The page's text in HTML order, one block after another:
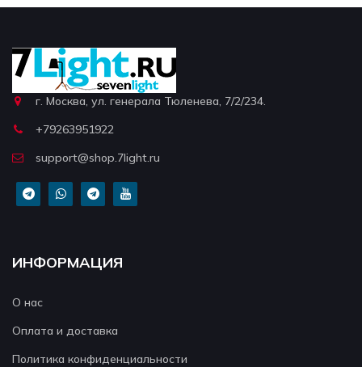
г. Москва, ул. генерала Тюленева, 7/2/234.
+79263951922
support@shop.7light.ru
ИНФОРМАЦИЯ
О нас
Оплата и доставка
Политика конфиденциальности